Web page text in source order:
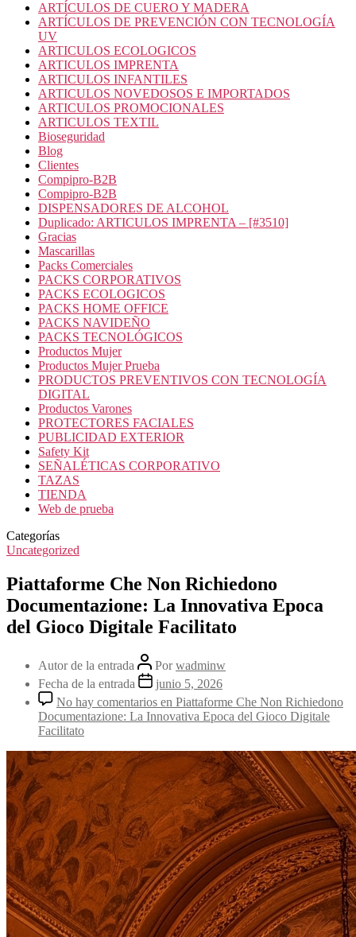
ARTÍCULOS DE CUERO Y MADERA
ARTÍCULOS DE PREVENCIÓN CON TECNOLOGÍA
UV
ARTICULOS ECOLOGICOS
ARTICULOS IMPRENTA
ARTICULOS INFANTILES
ARTICULOS NOVEDOSOS E IMPORTADOS
ARTICULOS PROMOCIONALES
ARTICULOS TEXTIL
Bioseguridad
Blog
Clientes
Compipro-B2B
Compipro-B2B
DISPENSADORES DE ALCOHOL
Duplicado: ARTICULOS IMPRENTA – [#3510]
Gracias
Mascarillas
Packs Comerciales
PACKS CORPORATIVOS
PACKS ECOLOGICOS
PACKS HOME OFFICE
PACKS NAVIDEÑO
PACKS TECNOLÓGICOS
Productos Mujer
Productos Mujer Prueba
PRODUCTOS PREVENTIVOS CON TECNOLOGÍA
DIGITAL
Productos Varones
PROTECTORES FACIALES
PUBLICIDAD EXTERIOR
Safety Kit
SEÑALÉTICAS CORPORATIVO
TAZAS
TIENDA
Web de prueba
Categorías
Uncategorized
Piattaforme Che Non Richiedono
Documentazione: La Innovativa Epoca
del Gioco Digitale Facilitato
Autor de la entrada Porwadminw
Fecha de la entrada
junio 5, 2026
No hay comentarios en Piattaforme Che Non Richiedono
Documentazione: La Innovativa Epoca del Gioco Digitale
Facilitato